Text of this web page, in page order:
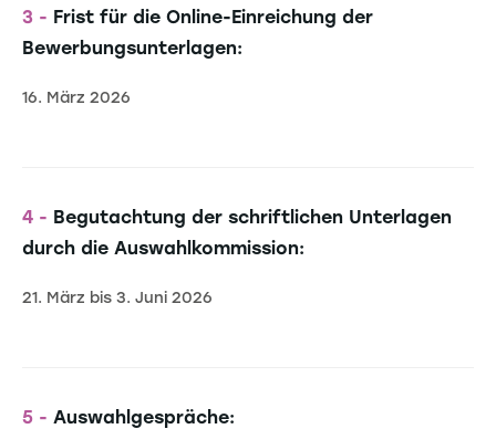
3 - Frist für die Online-Einreichung der
Bewerbungsunterlagen:
16. März 2026
4 - Begutachtung der schriftlichen Unterlagen
durch die Auswahlkommission:
21. März bis 3. Juni 2026
5 - Auswahlgespräche: